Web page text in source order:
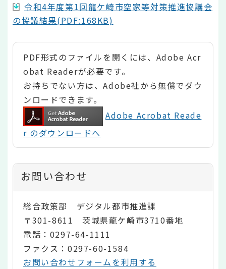
令和4年度第1回龍ケ崎市空家等対策推進協議会
の協議結果(PDF:168KB)
PDF形式のファイルを開くには、Adobe Acr
obat Readerが必要です。
お持ちでない方は、Adobe社から無償でダウ
ンロードできます。
Adobe Acrobat Reade
r のダウンロードへ
お問い合わせ
総合政策部 デジタル都市推進課
〒301-8611 茨城県龍ケ崎市3710番地
電話：0297-64-1111
ファクス：0297-60-1584
お問い合わせフォームを利用する